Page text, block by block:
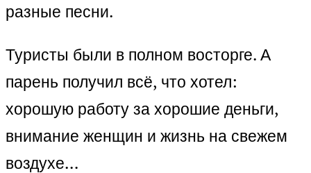
разные песни.
Туристы были в полном восторге. А
парень получил всё, что хотел:
хорошую работу за хорошие деньги,
внимание женщин и жизнь на свежем
воздухе…